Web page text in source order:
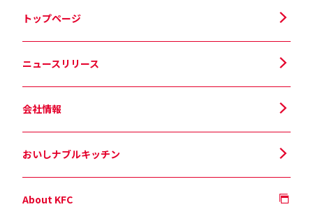
トップページ
ニュースリリース
会社情報
おいしナブルキッチン
About KFC